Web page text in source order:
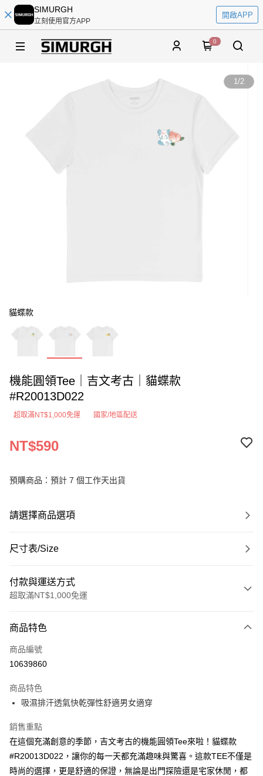
SIMURGH
立刻使用官方APP
開啟APP
0
1/2
貓蝶款
機能圓領Tee｜吉文考古｜貓蝶款
#R20013D022
超取滿NT$1,000免運 國家/地區配送
NT$590
預購商品：預計 7 個工作天出貨
請選擇商品選項
尺寸表/Size
付款與運送方式
超取滿NT$1,000免運
信用卡一次付款
超商取貨付款
Apple Pay
悠遊付
Google Pay
ATM付款
商品特色
商品編號
10639860
商品特色
吸濕排汗透氣快乾彈性舒適男女適穿
銷售重點
在這個充滿創意的季節，吉文考古的機能圓領Tee來啦！貓蝶款
#R20013D022，讓你的每一天都充滿趣味與驚喜。這款TEE不僅是
時尚的選擇，更是舒適的保證，無論是出門探險還是宅家休閒，都